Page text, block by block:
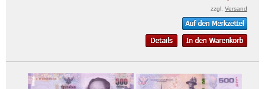
zzgl. Versand